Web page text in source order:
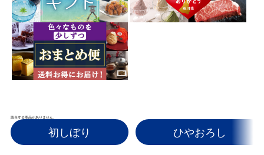
初しぼり ひやおろし
該当する商品がありません。